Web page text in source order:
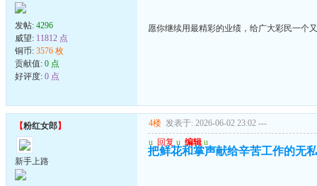
发帖: 4296
威望: 11812 点
铜币: 3576 枚
贡献值: 0 点
好评度: 0 点
愿你继续用最精彩的业绩，给广大彩民一个
【粉红女郎】
新手上路
4楼 发表于: 2026-06-02 23:02 ---
u 回复 u 编辑 u
把鲜花和掌声献给辛苦工作的无